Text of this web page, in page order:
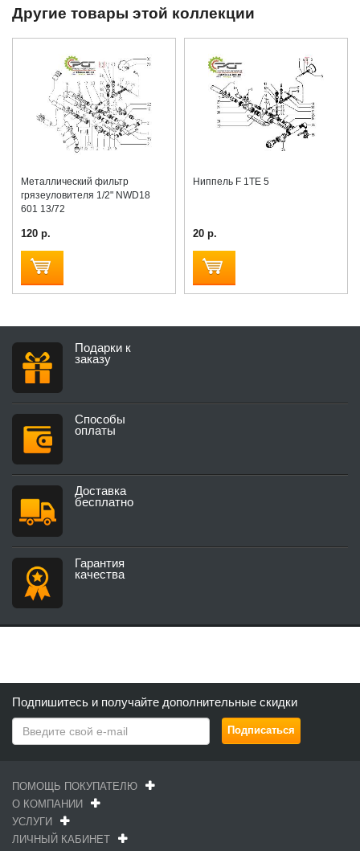
Другие товары этой коллекции
Металлический фильтр
грязеуловителя 1/2" NWD18
601 13/72
120 р.
Ниппель F 1TE 5
20 р.
Подарки к
заказу
Способы
оплаты
Доставка
бесплатно
Гарантия
качества
Подпишитесь и получайте дополнительные скидки
ПОМОЩЬ ПОКУПАТЕЛЮ
О КОМПАНИИ
УСЛУГИ
ЛИЧНЫЙ КАБИНЕТ